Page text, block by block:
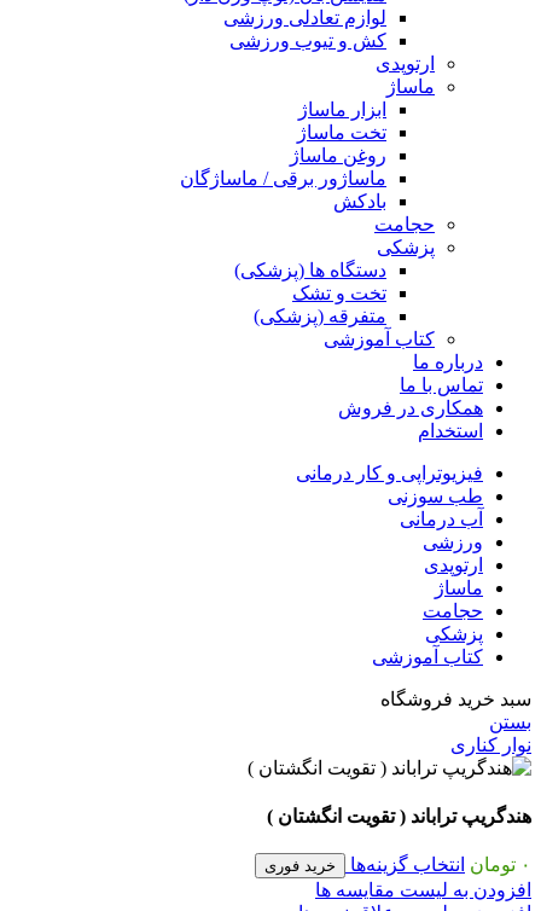
لوازم تعادلی ورزشی
کش و تیوب ورزشی
ارتوپدی
ماساژ
ابزار ماساژ
تخت ماساژ
روغن ماساژ
ماساژور برقی / ماساژگان
بادکش
حجامت
پزشکی
دستگاه ها (پزشکی)
تخت و تشک
متفرقه (پزشکی)
کتاب آموزشی
درباره ما
تماس با ما
همکاری در فروش
استخدام
فیزیوتراپی و کار درمانی
طب سوزنی
آب درمانی
ورزشی
ارتوپدی
ماساژ
حجامت
پزشکی
کتاب آموزشی
سبد خرید فروشگاه
بستن
نوار کناری
هندگریپ تراباند ( تقویت انگشتان )
۰ تومان انتخاب گزینه‌ها خرید فوری
افزودن به لیست مقایسه ها